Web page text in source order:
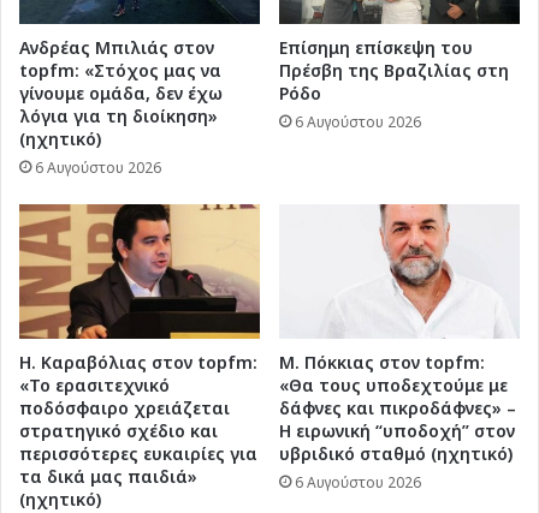
Ανδρέας Μπιλιάς στον
topfm: «Στόχος μας να
γίνουμε ομάδα, δεν έχω
λόγια για τη διοίκηση»
(ηχητικό)
6 Αυγούστου 2026
Επίσημη επίσκεψη του
Πρέσβη της Βραζιλίας στη
Ρόδο
6 Αυγούστου 2026
Η. Καραβόλιας στον topfm:
«Το ερασιτεχνικό
ποδόσφαιρο χρειάζεται
στρατηγικό σχέδιο και
περισσότερες ευκαιρίες για
τα δικά μας παιδιά»
(ηχητικό)
Μ. Πόκκιας στον topfm:
«Θα τους υποδεχτούμε με
δάφνες και πικροδάφνες» –
Η ειρωνική “υποδοχή” στον
υβριδικό σταθμό (ηχητικό)
6 Αυγούστου 2026